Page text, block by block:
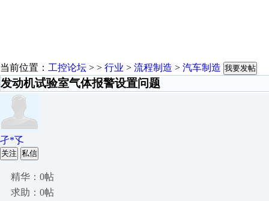
当前位置： 工控论坛 > > 行业 > 流程制造 > 汽车制造 我要发帖
发动机试验室气体报警设置问题
孑*孓
关注 私信
精华：0帖
求助：0帖